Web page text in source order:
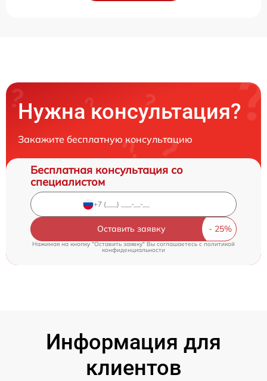
Нужна консультация?
Закажите бесплатную консультацию
Бесплатная консультация со
специалистом
Оставить заявку
Нажимая на кнопку "Оставить заявку" Вы соглашаетесь cполитикой
конфиденциальности
Информация для
клиентов